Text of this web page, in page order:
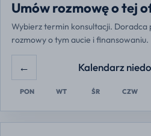
Umów rozmowę o tej
Wybierz termin konsultacji. Doradca
rozmowy o tym aucie i finansowaniu.
← Kalendarz
PON WT ŚR CZW